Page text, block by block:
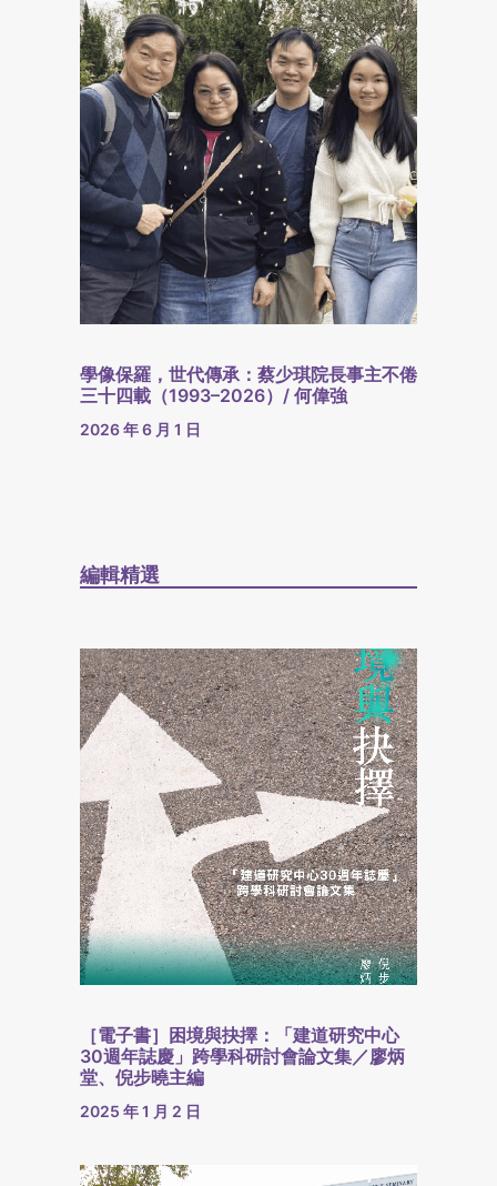
學像保羅，世代傳承：蔡少琪院長事主不倦
三十四載（1993–2026）/ 何偉強
2026 年 6 月 1 日
編輯精選
［電子書］困境與抉擇：「建道研究中心
30週年誌慶」跨學科研討會論文集／廖炳
堂、倪步曉主編
2025 年 1 月 2 日